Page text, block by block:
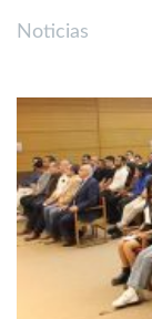
Noticias